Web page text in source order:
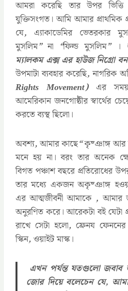
আমরা করেছি তার উপর
যুক্তিসংগত। আমি আমার প্রাথমিক
যে, এ্যাকাডেমির ভেতরকার
মুসলিম”না “ফিল্ড মুসলিম”।
ম্যালকম এক্স এর হাউজ নিগ্রো
উপমাটা ব্যবহার করেছি,নাগরিক
Rights Movement) এর
আমেরিকান জনগোষ্ঠীর স্বার্থের
করতে ব্যস্থ ছিলো।
অবশ্য,আমার কাছে“কৃষ্ঞাঙ্গ আর
মনে হয় না। বরং তার অনেক
বিগত পঞ্চাশ বছরে প্রতিরোধের
তার মধ্যে একজন অকৃষ্ঞাঙ্গ
এর আত্মজীবনী আমাকে ,আমার
অনুরণিত করে। আরেকটা বই
রাখে সেটা হলো, ফ্রেনয
স্কিন, ওয়াইট মাস্ক।
এখন পর্যন্ত যতগুলো জবাব
জোর দিয়ে বলেচেন যে,